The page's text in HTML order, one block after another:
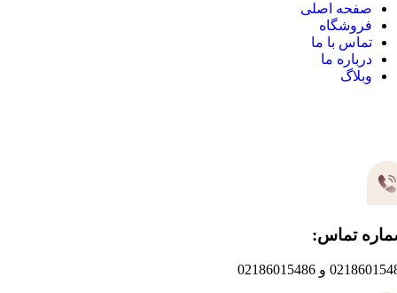
صفحه اصلی
فروشگاه
تماس با ما
درباره ما
وبلاگ
تماس:
و 02186015486